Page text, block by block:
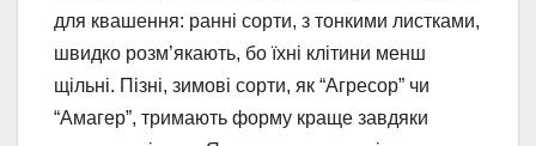
для квашення: ранні сорти, з тонкими листками,
швидко розм’якають, бо їхні клітини менш
щільні. Пізні, зимові сорти, як “Агресор” чи
“Амагер”, тримають форму краще завдяки